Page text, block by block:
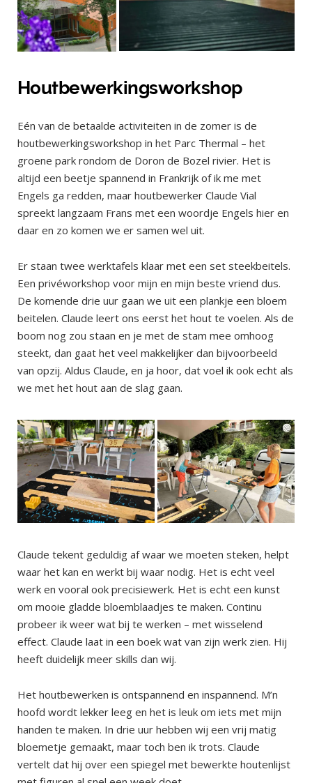
Houtbewerkingsworkshop
Eén van de betaalde activiteiten in de zomer is de
houtbewerkingsworkshop in het Parc Thermal – het
groene park rondom de Doron de Bozel rivier. Het is
altijd een beetje spannend in Frankrijk of ik me met
Engels ga redden, maar houtbewerker Claude Vial
spreekt langzaam Frans met een woordje Engels hier en
daar en zo komen we er samen wel uit.
Er staan twee werktafels klaar met een set steekbeitels.
Een privéworkshop voor mijn en mijn beste vriend dus.
De komende drie uur gaan we uit een plankje een bloem
beitelen. Claude leert ons eerst het hout te voelen. Als de
boom nog zou staan en je met de stam mee omhoog
steekt, dan gaat het veel makkelijker dan bijvoorbeeld
van opzij. Aldus Claude, en ja hoor, dat voel ik ook echt als
we met het hout aan de slag gaan.
Claude tekent geduldig af waar we moeten steken, helpt
waar het kan en werkt bij waar nodig. Het is echt veel
werk en vooral ook precisiewerk. Het is echt een kunst
om mooie gladde bloemblaadjes te maken. Continu
probeer ik weer wat bij te werken – met wisselend
effect. Claude laat in een boek wat van zijn werk zien. Hij
heeft duidelijk meer skills dan wij.
Het houtbewerken is ontspannend en inspannend. M’n
hoofd wordt lekker leeg en het is leuk om iets met mijn
handen te maken. In drie uur hebben wij een vrij matig
bloemetje gemaakt, maar toch ben ik trots. Claude
vertelt dat hij over een spiegel met bewerkte houtenlijst